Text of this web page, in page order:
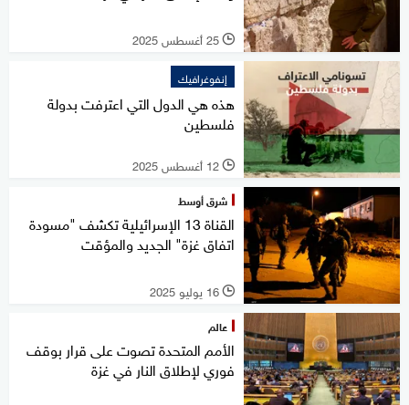
l 25 أغسطس 2025
إنفوغرافيك
هذه هي الدول التي اعترفت بدولة
فلسطين
l 12 أغسطس 2025
شرق أوسط
القناة 13 الإسرائيلية تكشف "مسودة
اتفاق غزة" الجديد والمؤقت
l 16 يوليو 2025
عالم
الأمم المتحدة تصوت على قرار بوقف
فوري لإطلاق النار في غزة